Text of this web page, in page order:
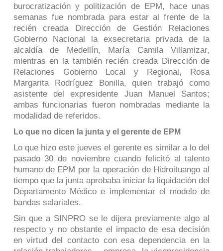
burocratización y politización de EPM, hace unas
semanas fue nombrada para estar al frente de la
recién creada Dirección de Gestión Relaciones
Gobierno Nacional la exsecretaria privada de la
alcaldía de Medellín, María Camila Villamizar,
mientras en la también recién creada Dirección de
Relaciones Gobierno Local y Regional, Rosa
Margarita Rodríguez Bonilla, quien trabajó como
asistente del expresidente Juan Manuel Santos;
ambas funcionarias fueron nombradas mediante la
modalidad de referidos.
Lo que no dicen la junta y el gerente de EPM
Lo que hizo este jueves el gerente es similar a lo del
pasado 30 de noviembre cuando felicitó al talento
humano de EPM por la operación de Hidroituango al
tiempo que la junta aprobaba iniciar la liquidación del
Departamento Médico e implementar el modelo de
bandas salariales.
Sin que a SINPRO se le dijera previamente algo al
respecto y no obstante el impacto de esa decisión
en virtud del contacto con esa dependencia en la